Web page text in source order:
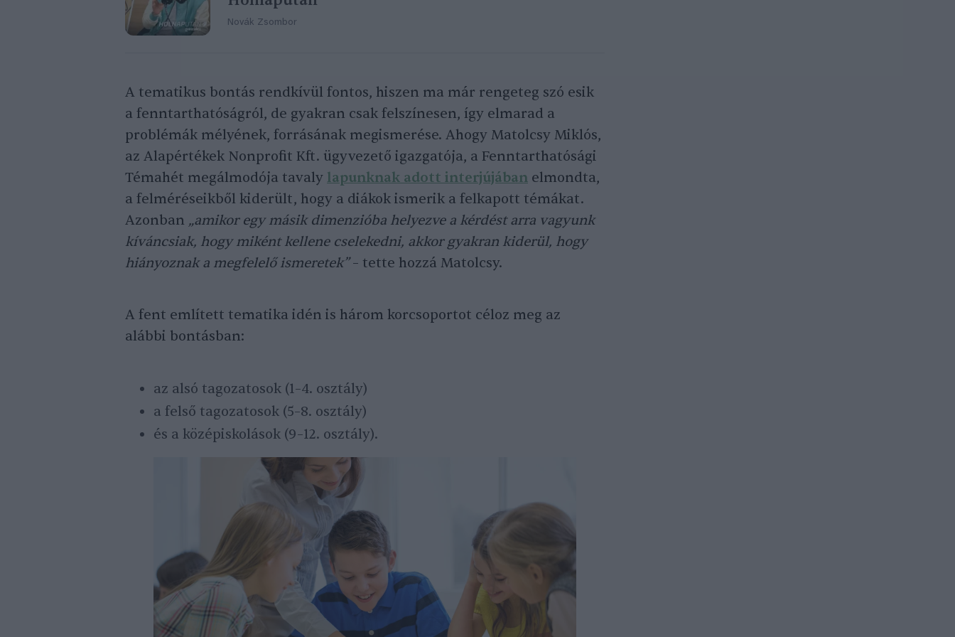
Novák Zsombor
A tematikus bontás rendkívül fontos, hiszen ma már rengeteg szó esik
a fenntarthatóságról, de gyakran csak felszínesen, így elmarad a
problémák mélyének, forrásának megismerése. Ahogy Matolcsy Miklós,
az Alapértékek Nonprofit Kft. ügyvezető igazgatója, a Fenntarthatósági
Témahét megálmodója tavaly lapunknak adott interjújában elmondta,
a felméréseikből kiderült, hogy a diákok ismerik a felkapott témákat.
Azonban „amikor egy másik dimenzióba helyezve a kérdést arra vagyunk
kíváncsiak, hogy miként kellene cselekedni, akkor gyakran kiderül, hogy
hiányoznak a megfelelő ismeretek”– tette hozzá Matolcsy.
A fent említett tematika idén is három korcsoportot céloz meg az
alábbi bontásban:
az alsó tagozatosok (1–4. osztály)
a felső tagozatosok (5–8. osztály)
és a középiskolások (9–12. osztály).